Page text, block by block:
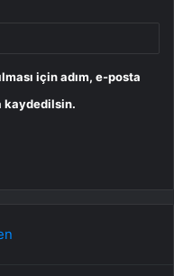
için adım, e-posta
kaydedilsin.